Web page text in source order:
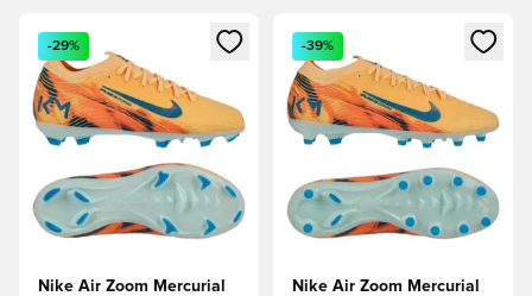
Megnyit egy modált a bejelentkezéshez vagy a tagként
-29%
Nike Air Zoom Mercurial
Megnyit egy modált a
-39%
Nike Air Zoom Mercurial